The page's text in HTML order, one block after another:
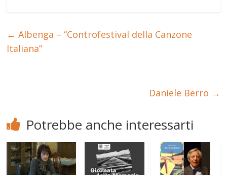
← Albenga – “Controfestival della Canzone
Italiana”
Daniele Berro →
Potrebbe anche interessarti